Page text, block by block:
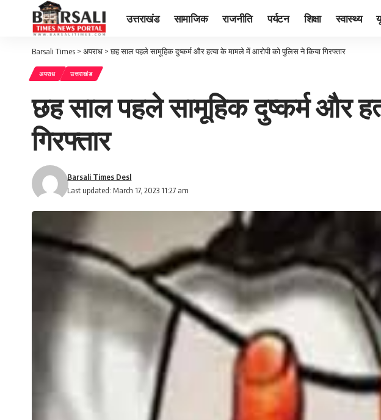
उत्तराखंड सामाजिक राजनीति पर्यटन शिक्षा स्वास्थ्य
Barsali Times > अपराध >छह साल पहले सामूहिक दुष्‍कर्म और हत्‍या के मामले में आरोपी को पुलिस ने किया गिरफ्तार
अपराध उत्तराखंड
छह साल पहले सामूहिक दुष्‍कर्म और
गिरफ्तार
Last updated: March 17, 2023 11:27 am
Barsali Times Desl